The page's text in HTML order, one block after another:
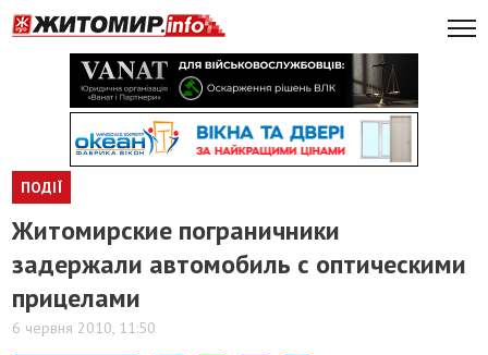
ПОДІЇ
Житомирские пограничники
задержали автомобиль с оптическими
прицелами
6 червня 2010, 11:50